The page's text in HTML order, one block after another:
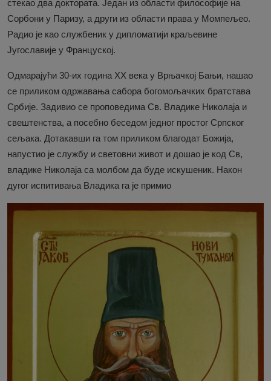
Видео
Библиотека
Продавница
стекао два доктората. Један из области философије на
Сорбони у Паризу, а други из области права у Момпељео.
Радио је као службеник у дипломатији краљевине
Југославије у Француској.
Одмарајући 30-их година XX века у Врњачкој Бањи, нашао
се приликом одржавања сабора богомољачких братстава
Србије. Задивио се проповедима Св. Владике Николаја и
свештенства, а посебно беседом једног простог Српског
сељака. Дотакавши га том приликом благодат Божија,
напустио је службу и световни живот и дошао је код Св,
владике Николаја са молбом да буде искушеник. Након
дугог испитивања Владика га је примио